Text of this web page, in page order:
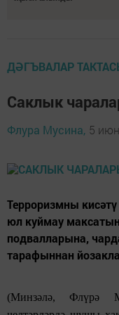
ДӘГЪВАЛАР
Саклык
Флура Мусина, 5
Терроризмны
юл куймау
подвалларына,
тарафыннан
(Минзәлә, Флүрә